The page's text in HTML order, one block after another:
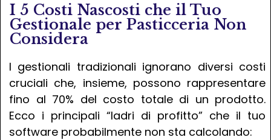
I 5 Costi Nascosti che il Tuo
Gestionale per Pasticceria Non
Considera
I gestionali tradizionali ignorano diversi costi
cruciali che, insieme, possono rappresentare
fino al 70% del costo totale di un prodotto.
Ecco i principali “ladri di profitto” che il tuo
software probabilmente non sta calcolando: